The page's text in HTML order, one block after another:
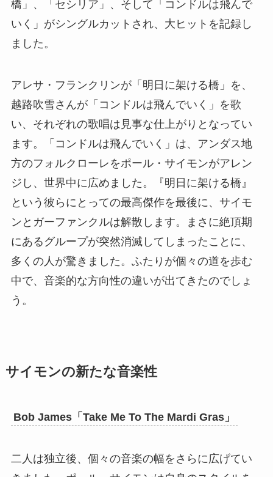
橋」、「セシリア」、そして「コンドルは飛んで
いく」がシングルカットされ、大ヒットを記録し
ました。
アレサ・フランクリンが「明日に架ける橋」を、
越路吹雪さんが「コンドルは飛んでいく」を歌
い、それぞれの歌唱は見事な仕上がりとなってい
ます。「コンドルは飛んでいく」は、アンダス地
方のフォルクローレをポール・サイモンがアレン
ジし、世界中に広めました。『明日に架ける橋』
という彼らにとっての最高傑作を最後に、サイモ
ンとガーファンクルは解散します。まさに絶頂期
にあるグループが突然消滅してしまったことに、
多くの人が驚きました。ふたりが個々の道を歩む
中で、音楽的な方向性の違いが出てきたのでしょ
う。
サイモンの新たな音楽性
Bob James「Take Me To The Mardi Gras」
二人は独立後、個々の音楽の幅をさらに広げてい